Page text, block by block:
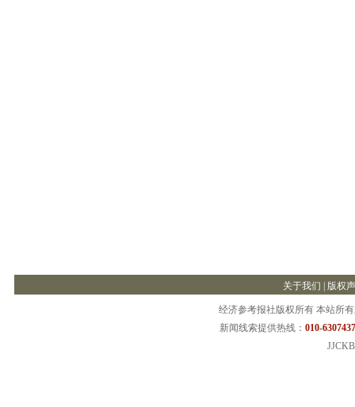
关于我们 版权
经济参考报社版权所有 本站所
新闻线索提供热线： 010-